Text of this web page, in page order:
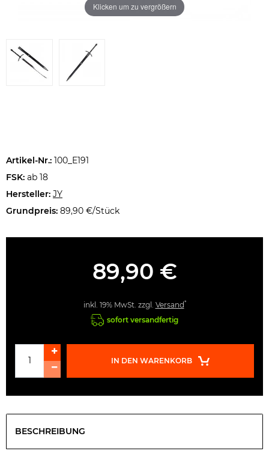
Klicken um zu vergrößern
Artikel-Nr.: 100_E191
FSK: ab 18
Hersteller: JY
Grundpreis: 89,90 €/Stück
89,90 €
inkl. 19% MwSt. zzgl. Versand*
sofort versandfertig
IN DEN WARENKORB
BESCHREIBUNG